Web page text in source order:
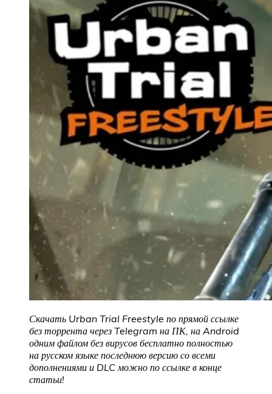
Скачать Urban Trial Freestyle по прямой ссылке
без торрента через Telegram на ПК, на Android
одним файлом без вирусов бесплатно полностью
на русском языке последнюю версию со всеми
дополнениями и DLC можно по ссылке в конце
статьи!